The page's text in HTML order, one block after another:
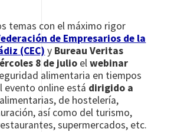
temas con el máximo rigor
de Empresarios de la
(CEC) y Bureau Veritas
8 de julio elwebinar
alimentaria en tiempos
evento online está dirigido a
de hostelería,
así como del turismo,
supermercados, etc.